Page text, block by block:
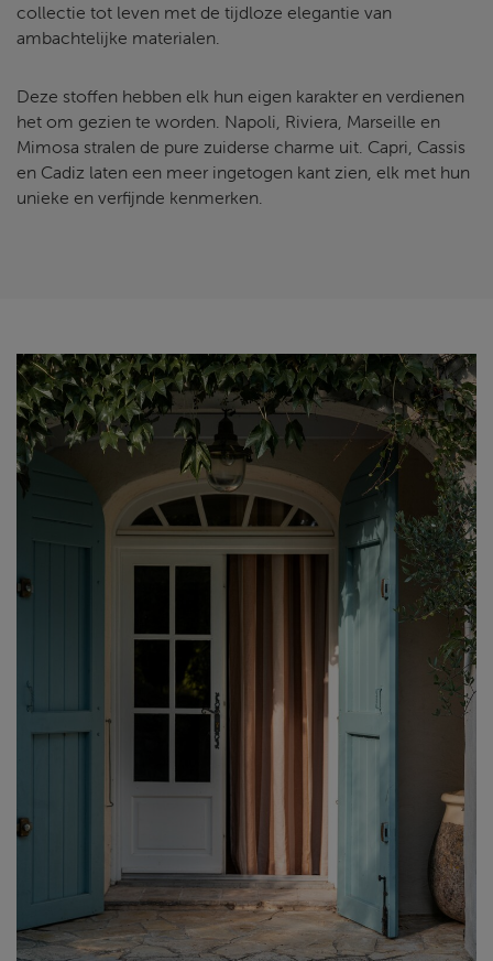
collectie tot leven met de tijdloze elegantie van
ambachtelijke materialen.
Deze stoffen hebben elk hun eigen karakter en verdienen
het om gezien te worden. Napoli, Riviera, Marseille en
Mimosa stralen de pure zuiderse charme uit. Capri, Cassis
en Cadiz laten een meer ingetogen kant zien, elk met hun
unieke en verfijnde kenmerken.